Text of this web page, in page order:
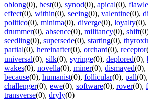
oblong(0), best(0), synod(0), apical(0),
effect(0), within(0), seeing(0), valentine(0),
politico(0), minima(0), diverge(0), loyalty(0),
drummer(0), absence(0), militancy(0), shift
seedling(0), supersede(0), starting(0),
partial(0), hereinafter(0), orchard(0), receptor
universal(0), silk(0), syringe(0), deplored(0),
wakes(0), novella(0), miner(0), dismayed(0),
because(0), humanist(0), follicular(0), pall(0),
challenger(0), ewe(0), software(0), rover(0),
transverse(0), dryly(0)